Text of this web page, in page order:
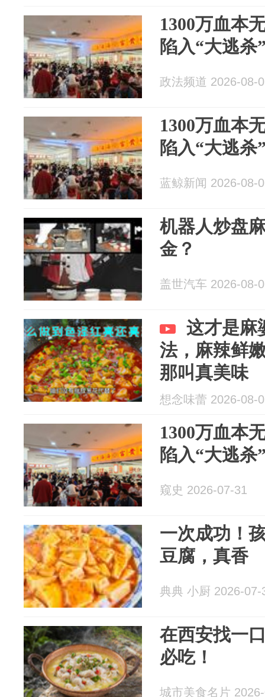
1300万血本
陷入“大逃杀
政法频道 2026-08-
1300万血本
陷入“大逃杀
蓝鲸新闻 2026-08-
机器人炒盘
金？
盖世汽车 2026-08-
这才是麻
法，麻辣鲜
那叫真美味
想念味蕾 2026-08-
1300万血本
陷入“大逃杀
窥史 2026-07-31
一次成功！
豆腐，真香
典典 小厨 2026-07-
在西安找一
必吃！
城市美食名片